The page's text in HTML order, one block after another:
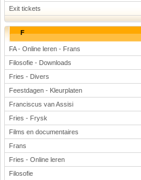
Exit tickets
F
FA - Online leren - Frans
Filosofie - Downloads
Fries - Divers
Feestdagen - Kleurplaten
Franciscus van Assisi
Fries - Frysk
Films en documentaires
Frans
Fries - Online leren
Filosofie